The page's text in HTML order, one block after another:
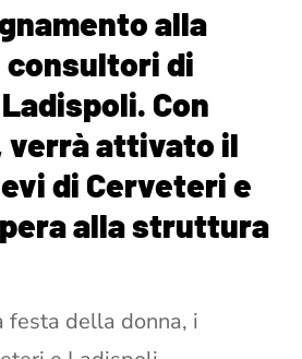
alla
consultori di
Con
verrà attivato il
di Cerveteri e
alla struttura
festa della donna, i